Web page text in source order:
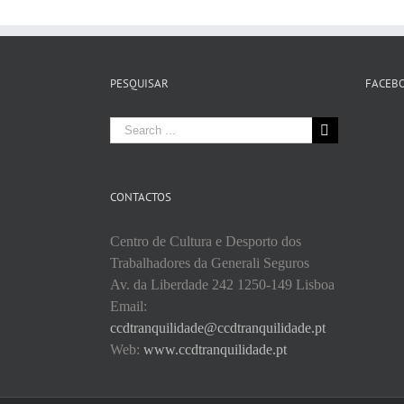
PESQUISAR
Search
for:
CONTACTOS
Centro de Cultura e Desporto dos
Trabalhadores da Generali Seguros
Av. da Liberdade 242 1250-149 Lisboa
Email:
ccdtranquilidade@ccdtranquilidade.pt
Web: www.ccdtranquilidade.pt